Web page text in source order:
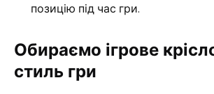
позицію під час гри.
Обираємо ігрове
стиль гри